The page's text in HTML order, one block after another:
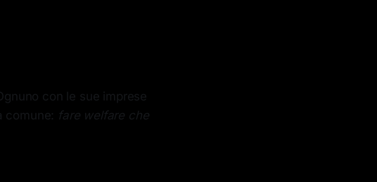
con le sue imprese
comune: fare welfare che